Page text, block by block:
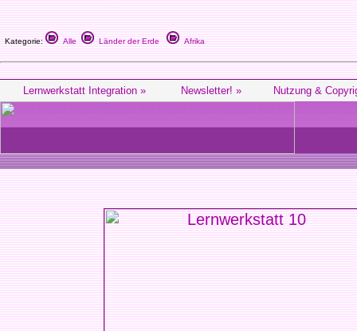
Kategorie: Alle Länder der Erde Afrika
Lernwerkstatt Integration » Newsletter! » Nutzung &